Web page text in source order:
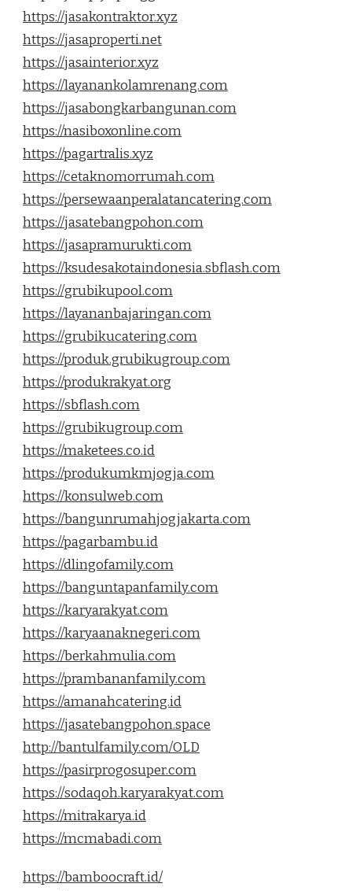
https://jasakontraktor.xyz
https://jasaproperti.net
https://jasainterior.xyz
https://layanankolamrenang.com
https://jasabongkarbangunan.com
https://nasiboxonline.com
https://pagartralis.xyz
https://cetaknomorrumah.com
https://persewaanperalatancatering.com
https://jasatebangpohon.com
https://jasapramurukti.com
https://ksudesakotaindonesia.sbflash.com
https://grubikupool.com
https://layananbajaringan.com
https://grubikucatering.com
https://produk.grubikugroup.com
https://produkrakyat.org
https://sbflash.com
https://grubikugroup.com
https://maketees.co.id
https://produkumkmjogja.com
https://konsulweb.com
https://bangunrumahjogjakarta.com
https://pagarbambu.id
https://dlingofamily.com
https://banguntapanfamily.com
https://karyarakyat.com
https://karyaanaknegeri.com
https://berkahmulia.com
https://prambananfamily.com
https://amanahcatering.id
https://jasatebangpohon.space
http://bantulfamily.com/OLD
https://pasirprogosuper.com
https://sodaqoh.karyarakyat.com
https://mitrakarya.id
https://mcmabadi.com
https://bamboocraft.id/